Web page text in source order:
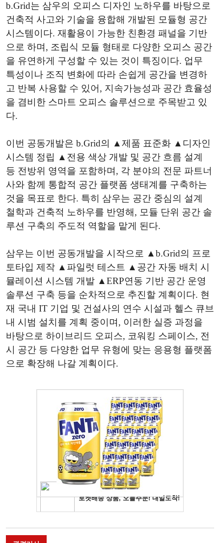
b.Grid는 삼우의 오피스 디자인 노하우를 바탕으로
건축적 사고와 기술을 융합해 개발된 모듈형 공간
시스템이다. 재활용이 가능한 친환경 패널을 기반
으로 하며, 조립식 모듈 형태로 다양한 오피스 공간
을 유연하게 구성할 수 있는 것이 특징이다. 업무
특성이나 조직 변화에 따라 손쉽게 공간을 변경하
고 반복 사용할 수 있어, 지속가능성과 공간 효율성
을 겸비한 스마트 오피스 솔루션으로 주목받고 있
다.
이번 공동개발은 b.Grid의 ▲제품 표준화 ▲디자인
시스템 정립 ▲전용 색상 개발 및 공간 흐름 설계
등 전방위 영역을 포함하며, 각 분야의 전문 파트너
사와 함께 통합적 공간 플랫폼 생태계를 구축하는
것을 목표로 한다. 특히 삼우는 공간 중심의 설계
철학과 건축적 노하우를 반영해, 모듈 단위 공간 솔
루션 구축의 주도적 역할을 맡게 된다.
삼우는 이번 공동개발을 시작으로 ▲b.Grid의 프로
토타입 제작 ▲파일럿 테스트 ▲공간 자동 배치 시
뮬레이션 시스템 개발 ▲ERP연동 기반 공간 운영
솔루션 구축 등을 순차적으로 추진할 계획이다. 현
재 국내 IT 기업 및 건설사의 연수 시설과 헬스 큐브
내 시범 설치를 계획 중이며, 이러한 실증 과정을
바탕으로 하이브리드 오피스, 코워킹 스페이스, 전
시 공간 등 다양한 업무 유형에 맞는 응용형 플랫폼
으로 확장해 나갈 계획이다.